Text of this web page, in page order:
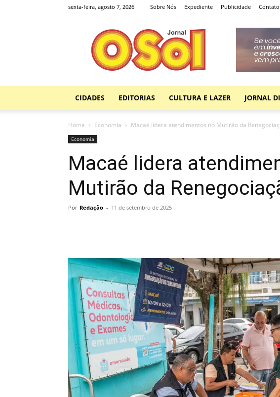
sexta-feira, agosto 7, 2026 Sobre Nós Expediente Publicidade Contato
Jornal
O
Sol
CIDADES EDITORIAS CULTURA E LAZER JORNAL
Home Economia Macaé lidera atendimentos no Mutirão da
Economia
Macaé lidera
Mutirão da
Por Redação - 11 de setembro de 2025